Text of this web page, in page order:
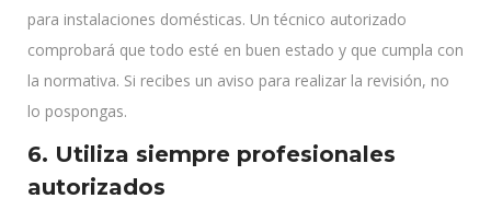
para instalaciones domésticas. Un técnico autorizado
comprobará que todo esté en buen estado y que cumpla con
la normativa. Si recibes un aviso para realizar la revisión, no
lo pospongas.
6. Utiliza siempre profesionales
autorizados